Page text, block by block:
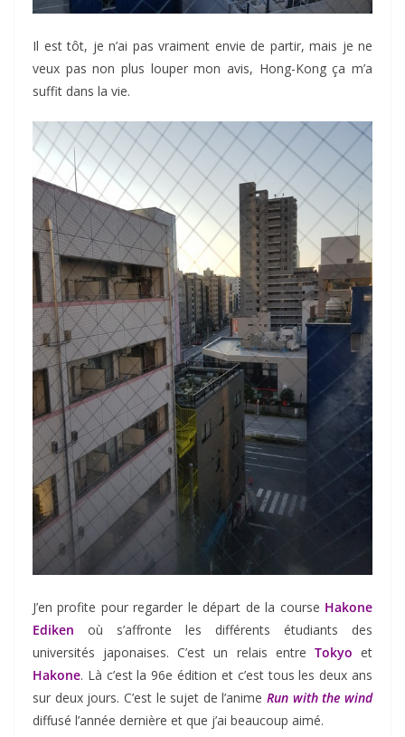
Il est tôt, je n’ai pas vraiment envie de partir, mais je ne
veux pas non plus louper mon avis, Hong-Kong ça m’a
suffit dans la vie.
J’en profite pour regarder le départ de la course Hakone
Ediken où s’affronte les différents étudiants des
universités japonaises. C’est un relais entre Tokyo et
Hakone. Là c’est la 96e édition et c’est tous les deux ans
sur deux jours. C’est le sujet de l’animeRun with the wind
diffusé l’année dernière et que j’ai beaucoup aimé.